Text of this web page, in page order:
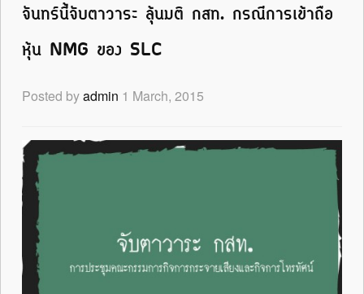
จันทร์นี้จับตาวาระ ลุ้นมติ กสท. กรณีการเข้าถือ
หุ้น NMG ของ SLC
Posted byadmin 1 March, 2015